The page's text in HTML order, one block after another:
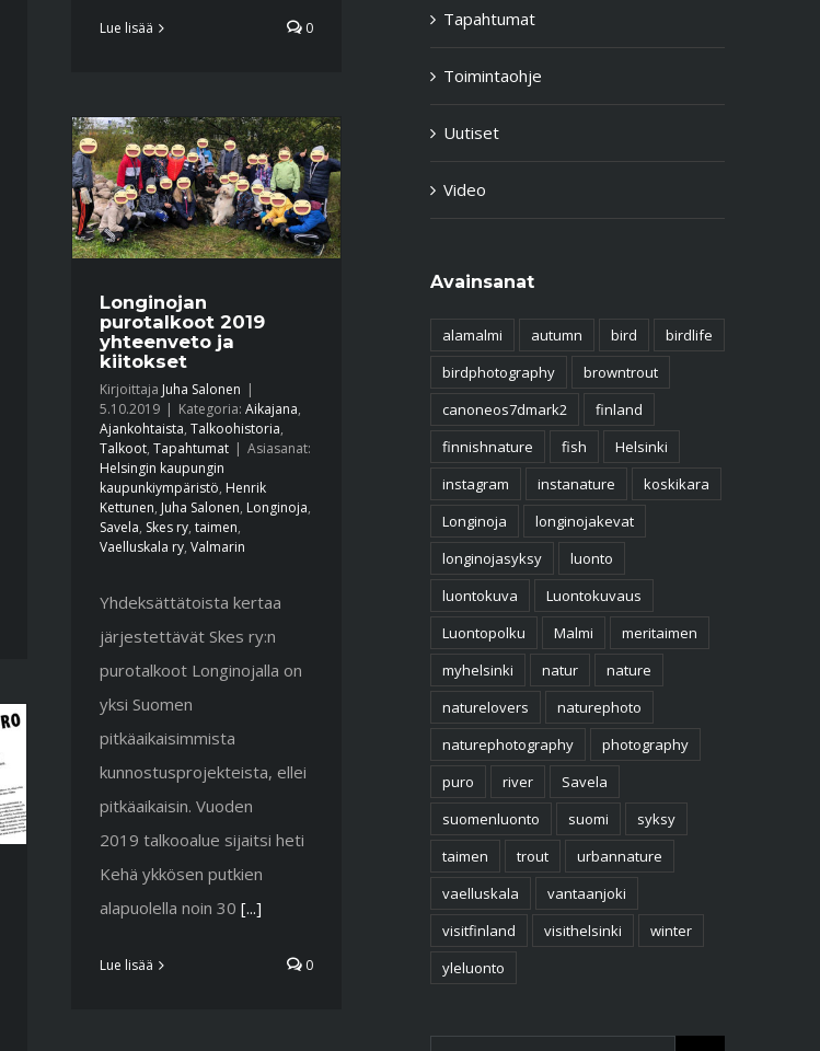
Lue lisää 0
Longinojan
purotalkoot 2019
yhteenveto ja
kiitokset
Kirjoittaja Juha Salonen |
5.10.2019 | Kategoria: Aikajana,
Ajankohtaista, Talkoohistoria,
Talkoot, Tapahtumat | Asiasanat:
Helsingin kaupungin
kaupunkiympäristö, Henrik
Kettunen, Juha Salonen, Longinoja,
Savela, Skes ry, taimen,
Vaelluskala ry, Valmarin
Yhdeksättätoista kertaa
järjestettävät Skes ry:n
purotalkoot Longinojalla on
yksi Suomen
pitkäaikaisimmista
kunnostusprojekteista, ellei
pitkäaikaisin. Vuoden
2019 talkooalue sijaitsi heti
Kehä ykkösen putkien
alapuolella noin 30 [...]
Lue lisää 0
Tapahtumat
Toimintaohje
Uutiset
Video
Avainsanat
alamalmi autumn bird
birdlife
birdphotography
browntrout
canoneos7dmark2
finland
finnishnature
fish
Helsinki
instagram
instanature
koskikara
Longinoja
longinojakevat
longinojasyksy
luonto
luontokuva
Luontokuvaus
Luontopolku
Malmi
meritaimen
myhelsinki
natur
nature
naturelovers
naturephoto
naturephotography
photography
puro
river
Savela
suomenluonto
suomi
syksy
taimen
trout
urbannature
vaelluskala
vantaanjoki
visitfinland
visithelsinki
winter
yleluonto